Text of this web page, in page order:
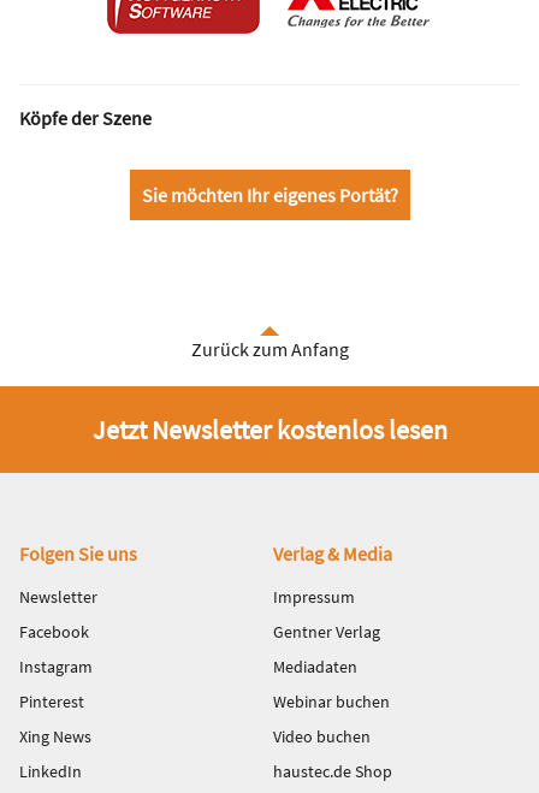
Köpfe der Szene
Sie möchten Ihr eigenes Portät?
Zurück zum Anfang
Jetzt Newsletter kostenlos lesen
Fußbereich
Folgen Sie uns
Newsletter
Facebook
Instagram
Pinterest
Xing News
LinkedIn
Verlag & Media
Impressum
Gentner Verlag
Mediadaten
Webinar buchen
Video buchen
haustec.de Shop